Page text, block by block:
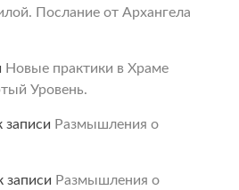
Послание от Архангела
Новые практики в Храме
Уровень.
записи Размышления о
записи Размышления о